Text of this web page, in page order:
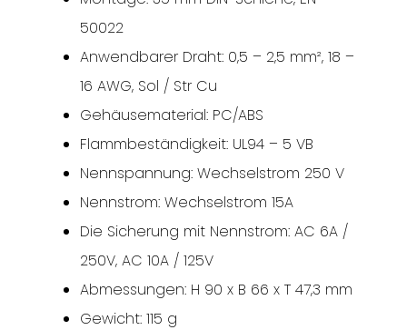
50022
Anwendbarer Draht: 0,5 – 2,5 mm², 18 –
16 AWG, Sol / Str Cu
Gehäusematerial: PC/ABS
Flammbeständigkeit: UL94 – 5 VB
Nennspannung: Wechselstrom 250 V
Nennstrom: Wechselstrom 15A
Die Sicherung mit Nennstrom: AC 6A /
250V, AC 10A / 125V
Abmessungen: H 90 x B 66 x T 47,3 mm
Gewicht: 115 g